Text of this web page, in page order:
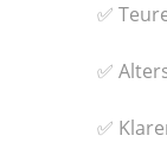
✅
✅
✅